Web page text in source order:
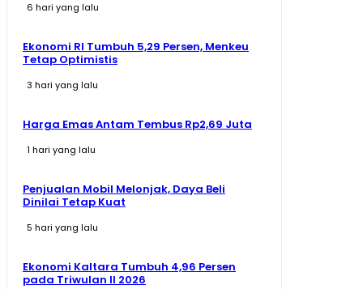
6 hari yang lalu
Ekonomi RI Tumbuh 5,29 Persen, Menkeu
Tetap Optimistis
3 hari yang lalu
Harga Emas Antam Tembus Rp2,69 Juta
1 hari yang lalu
Penjualan Mobil Melonjak, Daya Beli
Dinilai Tetap Kuat
5 hari yang lalu
Ekonomi Kaltara Tumbuh 4,96 Persen
pada Triwulan II 2026